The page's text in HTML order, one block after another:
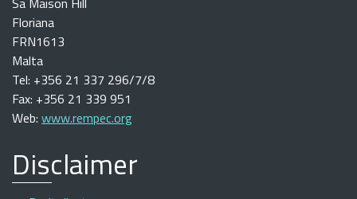
Floriana
FRN1613
Malta
Tel: +356 21 337 296/7/8
Fax: +356 21 339 951
Web: www.rempec.org
Disclaimer